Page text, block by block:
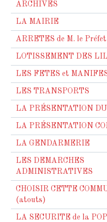
ARCHIVES
LA MAIRIE
ARRETES de M. le Préfet
LOTISSEMENT DES
LES FETES et
LES TRANSPORTS
LA PRÉSENTATION
LA PRÉSENTATION
LA GENDARMERIE
LES DEMARCHES
ADMINISTRATIVES
CHOISIR CETTE
(atouts)
LA SECURITE de la